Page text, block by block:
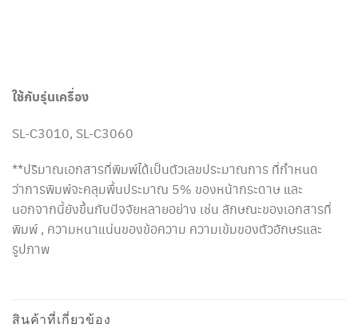
ใช้กับรุ่นเครื่อง
SL-C3010, SL-C3060
**ปริมาณเอกสารที่พิมพ์ได้เป็นตัวเลขประมาณการ ที่กำหนด
ว่าการพิมพ์จะคลุมพื้นประมาณ 5% ของหน้ากระดาษ และ
นอกจากนี้ยังขึ้นกับปัจจัยหลายอย่าง เช่น ลักษณะของเอกสารที่
พิมพ์ , ความหนาแน่นของข้อความ ความเข้มของตัวอักษรและ
รูปภาพ
สินค้าที่เกี่ยวข้อง